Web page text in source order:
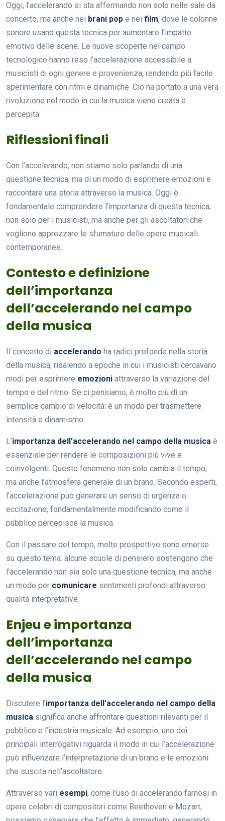
Oggi, l’accelerando si sta affermando non solo nelle sale da
concerto, ma anche nei brani pop e nei film, dove le colonne
sonore usano questa tecnica per aumentare l’impatto
emotivo delle scene. Le nuove scoperte nel campo
tecnologico hanno reso l’accelerazione accessibile a
musicisti di ogni genere e provenienza, rendendo più facile
sperimentare con ritmi e dinamiche. Ciò ha portato a una vera
rivoluzione nel modo in cui la musica viene creata e
percepita.
Riflessioni finali
Con l’accelerando, non stiamo solo parlando di una
questione tecnica, ma di un modo di esprimere emozioni e
raccontare una storia attraverso la musica. Oggi è
fondamentale comprendere l’importanza di questa tecnica,
non solo per i musicisti, ma anche per gli ascoltatori che
vogliono apprezzare le sfumature delle opere musicali
contemporanee.
Contesto e definizione
dell’importanza
dell’accelerando nel campo
della musica
Il concetto di accelerando ha radici profonde nella storia
della musica, risalendo a epoche in cui i musicisti cercavano
modi per esprimere emozioni attraverso la variazione del
tempo e del ritmo. Se ci pensiamo, è molto più di un
semplice cambio di velocità: è un modo per trasmettere
intensità e dinamismo.
L’importanza dell’accelerando nel campo della musica è
essenziale per rendere le composizioni più vive e
coinvolgenti. Questo fenomeno non solo cambia il tempo,
ma anche l’atmosfera generale di un brano. Secondo esperti,
l’accelerazione può generare un senso di urgenza o
eccitazione, fondamentalmente modificando come il
pubblico percepisce la musica.
Con il passare del tempo, molte prospettive sono emerse
su questo tema. alcune scuole di pensiero sostengono che
l’accelerando non sia solo una questione tecnica, ma anche
un modo per comunicare sentimenti profondi attraverso
qualità interpretative.
Enjeu e importanza
dell’importanza
dell’accelerando nel campo
della musica
Discutere l’importanza dell’accelerando nel campo della
musica significa anche affrontare questioni rilevanti per il
pubblico e l’industria musicale. Ad esempio, uno dei
principali interrogativi riguarda il modo in cui l’accelerazione
può influenzare l’interpretazione di un brano e le emozioni
che suscita nell’ascoltatore.
Attraverso vari esempi, come l’uso di accelerando famosi in
opere celebri di compositori come Beethoven e Mozart,